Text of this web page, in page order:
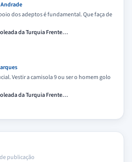
dos adeptos é fundamental. Que faça de
da Turquia Frente…
Vestir a camisola 9 ou ser o homem golo
da Turquia Frente…
publicação